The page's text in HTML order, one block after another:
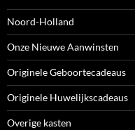
Noord-Holland
Onze Nieuwe Aanwinsten
Originele Geboortecadeaus
Originele Huwelijkscadeaus
Overige kasten